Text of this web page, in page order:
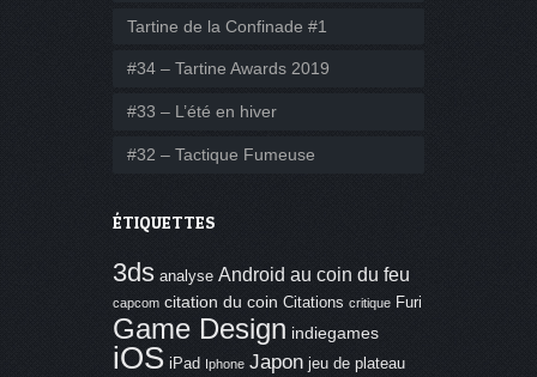
Tartine de la Confinade #1
#34 – Tartine Awards 2019
#33 – L’été en hiver
#32 – Tactique Fumeuse
ÉTIQUETTES
3ds analyse Android au coin du feu
capcom citation du coin Citations critique Furi
Game Design indiegames
iOS iPad Iphone Japon jeu de plateau